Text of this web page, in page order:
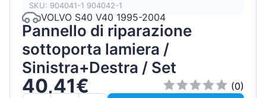
SKU: 904041-1 904042-1
VOLVO S40 V40 1995-2004
Pannello di riparazione
sottoporta lamiera /
Sinistra+Destra / Set
40,41€
(0)